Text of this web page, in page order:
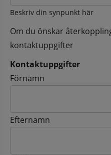
Beskriv din synpunkt här
Om du önskar
kontaktuppgifter
Kontaktuppgifter
Kontaktuppgifter
Förnamn
Efternamn